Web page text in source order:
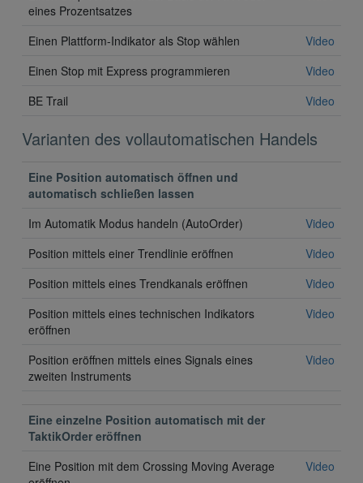
eines Prozentsatzes
Einen Plattform-Indikator als Stop wählen
Video
Einen Stop mit Express programmieren
Video
BE Trail
Video
Varianten des vollautomatischen Handels
Eine Position automatisch öffnen und
automatisch schließen lassen
Im Automatik Modus handeln (AutoOrder)
Video
Position mittels einer Trendlinie eröffnen
Video
Position mittels eines Trendkanals eröffnen
Video
Position mittels eines technischen Indikators
eröffnen
Video
Position eröffnen mittels eines Signals eines
zweiten Instruments
Video
Eine einzelne Position automatisch mit der
TaktikOrder eröffnen
Eine Position mit dem Crossing Moving Average
Video